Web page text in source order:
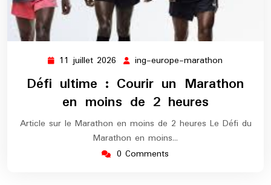
11 juillet 2026 11
juillet
2026
ing-europe-marathon
europe-
marathon
Défi ultime : Courir un Marathon
en moins de 2 heures
Article sur le Marathon en moins de 2 heures Le Défi du
Marathon en moins…
0 Comments